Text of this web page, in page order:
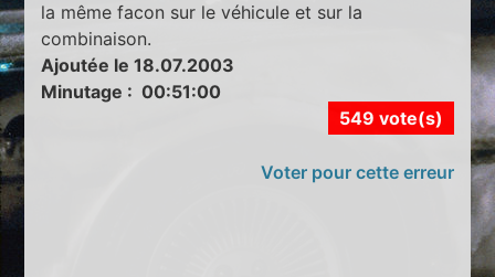
la même facon sur le véhicule et sur la
combinaison.
Ajoutée le 18.07.2003
Minutage : 00:51:00
549 vote(s)
Voter pour cette erreur